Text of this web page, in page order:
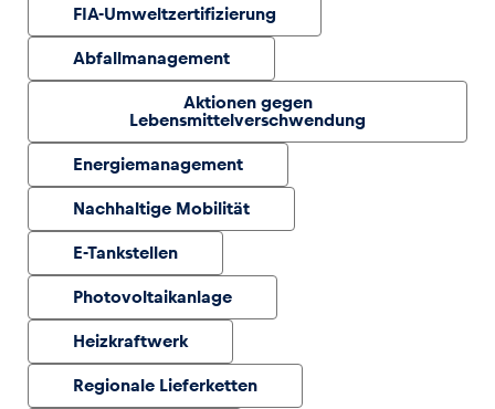
FIA-Umweltzertifizierung
Abfallmanagement
Aktionen gegen
Lebensmittelverschwendung
Energiemanagement
Nachhaltige Mobilität
E-Tankstellen
Photovoltaikanlage
Heizkraftwerk
Regionale Lieferketten